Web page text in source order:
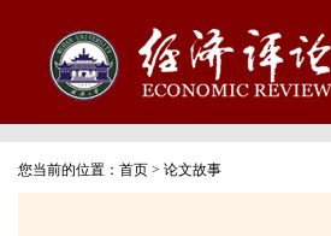
您当前的位置： 首页 > 论文故事